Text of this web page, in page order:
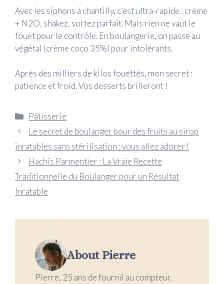
Avec les siphons à chantilly, c’est ultra-rapide : crème
+ N2O, shakez, sortez parfait. Mais rien ne vaut le
fouet pour le contrôle. En boulangerie, on passe au
végétal (crème coco 35%) pour intolérants.
Après des milliers de kilos fouettés, mon secret :
patience et froid. Vos desserts brilleront !
Catégories
Pâtisserie
Le secret de boulanger pour des fruits au sirop
inratables sans stérilisation : vous allez adorer !
Hachis Parmentier : La Vraie Recette
Traditionnelle du Boulanger pour un Résultat
Inratable
About Pierre
Pierre, 25 ans de fournil au compteur.